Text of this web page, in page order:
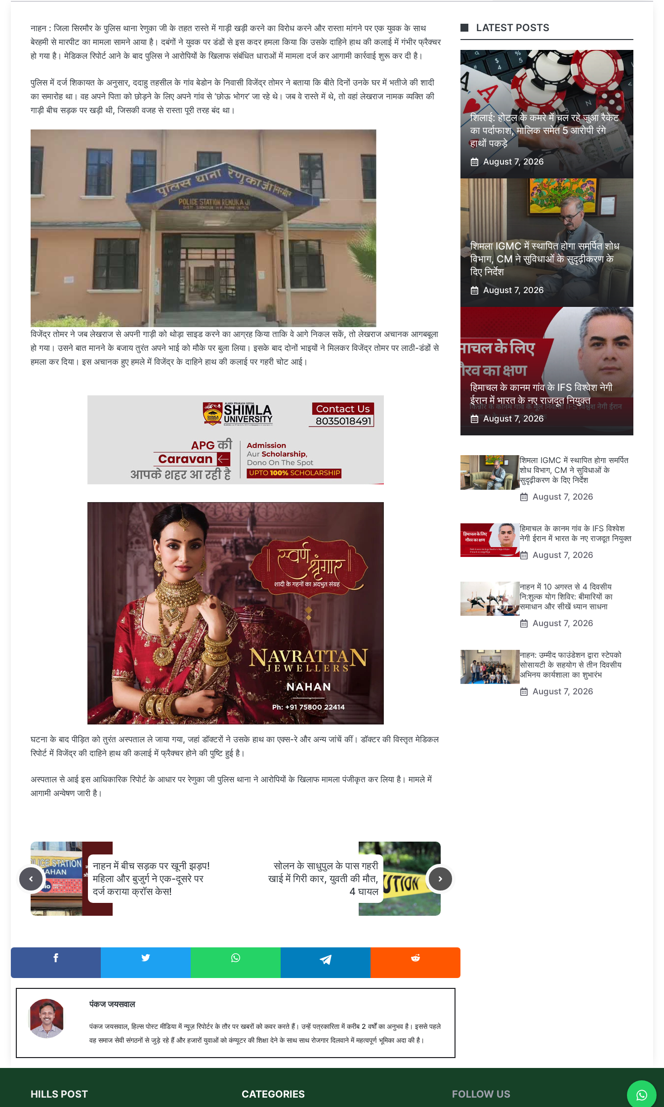
नाहन : जिला सिरमौर के पुलिस थाना रेणुका जी के तहत रास्ते में गाड़ी खड़ी करने का विरोध करने और रास्ता मांगने पर एक युवक के साथ
बेरहमी से मारपीट का मामला सामने आया है। दबंगों ने युवक पर डंडों से इस कदर हमला किया कि उसके दाहिने हाथ की कलाई में गंभीर फ्रैक्चर
हो गया है। मेडिकल रिपोर्ट आने के बाद पुलिस ने आरोपियों के खिलाफ संबंधित धाराओं में मामला दर्ज कर आगामी कार्रवाई शुरू कर दी है।
पुलिस में दर्ज शिकायत के अनुसार, ददाहु तहसील के गांव बेडोन के निवासी विजेंद्र तोमर ने बताया कि बीते दिनों उनके घर में भतीजे की शादी
का समारोह था। वह अपने पिता को छोड़ने के लिए अपने गांव से ‘छोऊ भोगर’ जा रहे थे। जब वे रास्ते में थे, तो वहां लेखराज नामक व्यक्ति की
गाड़ी बीच सड़क पर खड़ी थी, जिसकी वजह से रास्ता पूरी तरह बंद था।
विजेंद्र तोमर ने जब लेखराज से अपनी गाड़ी को थोड़ा साइड करने का आग्रह किया ताकि वे आगे निकल सकें, तो लेखराज अचानक आगबबूला
हो गया। उसने बात मानने के बजाय तुरंत अपने भाई को मौके पर बुला लिया। इसके बाद दोनों भाइयों ने मिलकर विजेंद्र तोमर पर लाठी-डंडों से
हमला कर दिया। इस अचानक हुए हमले में विजेंद्र के दाहिने हाथ की कलाई पर गहरी चोट आई।
घटना के बाद पीड़ित को तुरंत अस्पताल ले जाया गया, जहां डॉक्टरों ने उसके हाथ का एक्स-रे और अन्य जांचें कीं। डॉक्टर की विस्तृत मेडिकल
रिपोर्ट में विजेंद्र की दाहिने हाथ की कलाई में फ्रैक्चर होने की पुष्टि हुई है।
अस्पताल से आई इस आधिकारिक रिपोर्ट के आधार पर रेणुका जी पुलिस थाना ने आरोपियों के खिलाफ मामला पंजीकृत कर लिया है। मामले में
आगामी अन्वेषण जारी है।
नाहन में बीच सड़क पर खूनी झड़प!
महिला और बुजुर्ग ने एक-दूसरे पर
दर्ज कराया क्रॉस केस!
सोलन के साधुपुल के पास गहरी
खाई में गिरी कार, युवती की मौत,
4 घायल
पंकज जयसवाल
पंकज जयसवाल, हिल्स पोस्ट मीडिया में न्यूज़ रिपोर्टर के तौर पर खबरों को कवर करते हैं। उन्हें पत्रकारिता में करीब 2 वर्षों का अनुभव है। इससे पहले
वह समाज सेवी संगठनों से जुड़े रहे हैं और हजारों युवाओं को कंप्यूटर की शिक्षा देने के साथ साथ रोजगार दिलवाने में महत्वपूर्ण भूमिका अदा की है।
LATEST POSTS
शिलाई: होटल के कमरे में चल रहे जुआ रैकेट
का पर्दाफाश, मालिक समेत 5 आरोपी रंगे
हाथों पकड़े
August 7, 2026
शिमला IGMC में स्थापित होगा समर्पित शोध
विभाग, CM ने सुविधाओं के सुदृढ़ीकरण के
दिए निर्देश
August 7, 2026
हिमाचल के कानम गांव के IFS विश्वेश नेगी
ईरान में भारत के नए राजदूत नियुक्त
August 7, 2026
शिमला IGMC में स्थापित होगा समर्पित
शोध विभाग, CM ने सुविधाओं के
सुदृढ़ीकरण के दिए निर्देश
August 7, 2026
हिमाचल के कानम गांव के IFS विश्वेश
नेगी ईरान में भारत के नए राजदूत नियुक्त
August 7, 2026
नाहन में 10 अगस्त से 4 दिवसीय
नि:शुल्क योग शिविर: बीमारियों का
समाधान और सीखें ध्यान साधना
August 7, 2026
नाहन: उम्मीद फाउंडेशन द्वारा स्टेपको
सोसायटी के सहयोग से तीन दिवसीय
अभिनय कार्यशाला का शुभारंभ
August 7, 2026
HILLS POST CATEGORIES FOLLOW US